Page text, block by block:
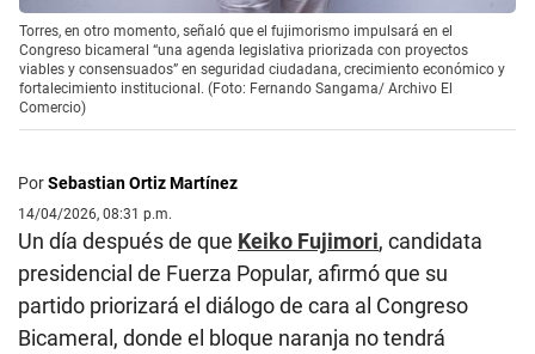
Torres, en otro momento, señaló que el fujimorismo impulsará en el
Congreso bicameral “una agenda legislativa priorizada con proyectos
viables y consensuados” en seguridad ciudadana, crecimiento económico y
fortalecimiento institucional. (Foto: Fernando Sangama/ Archivo El
Comercio)
PorSebastian Ortiz Martínez
14/04/2026, 08:31 p.m.
Un día después de que Keiko Fujimori, candidata
presidencial de Fuerza Popular, afirmó que su
partido priorizará el diálogo de cara al Congreso
Bicameral, donde el bloque naranja no tendrá